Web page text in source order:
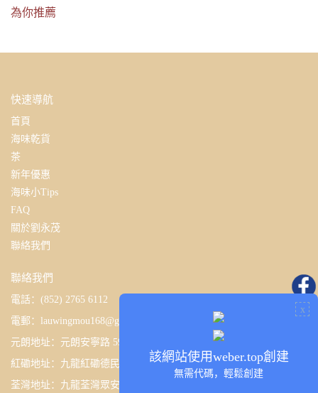
為你推薦
快速導航
首頁
海味乾貨
茶
新年優惠
海味小Tips
FAQ
關於劉永茂
聯絡我們
聯絡我們
電話：(852) 2765 6112
電郵： lauwingmou168@gmail.com
元朗地址：元朗安寧路 59 號裕豐大廈 F 號地下
紅磡地址：九龍紅磡德民街 34 號地下
荃灣地址：九龍荃灣眾安街 124 號地下
x
該網站使用weber.top創建
無需代碼，輕鬆創建